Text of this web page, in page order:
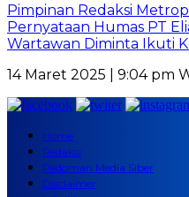
Pimpinan Redaksi
Pernyataan Humas PT
Wartawan Diminta Ikuti
14 Maret 2025 | 9:04 pm
Home
Redaksi
Pedoman Media Siber
Disclaimer